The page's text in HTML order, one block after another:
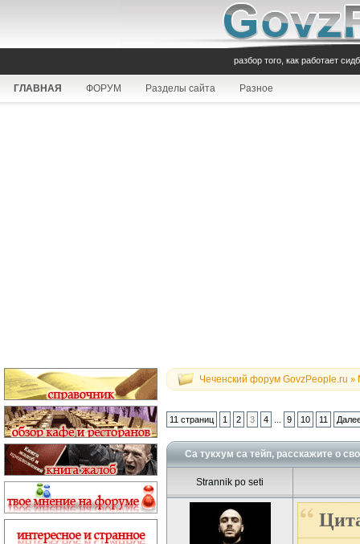
разбор того, как работает
ГЛАВНАЯ ФОРУМ Разделы сайта Разное
Чеченский форум GovzPeople.ru »
11 страниц 1 2 3 4 ... 9 10 11
Са тукхум са тейп, расскажите о
Strannik po seti